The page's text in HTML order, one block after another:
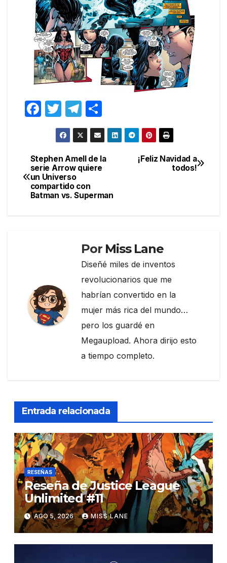
F
e
b
o
T
w
itt
er
T
el
e
gr
a
m
o
m
p
tir
Navegación
de
entradas
¡Feliz Navidad a
todos!
Stephen Amell de la
serie Arrow quiere
un Universo
compartido con
Batman vs. Superman
Por Miss Lane
Diseñé miles de inventos
revolucionarios que me
habrían convertido en la
mujer más rica del mundo…
pero los guardé en
Megaupload. Ahora dirijo esto
a tiempo completo.
Entrada relacionada
RESEÑAS
Reseña de Justice League
Unlimited #11
AGO 5, 2026 MISS LANE